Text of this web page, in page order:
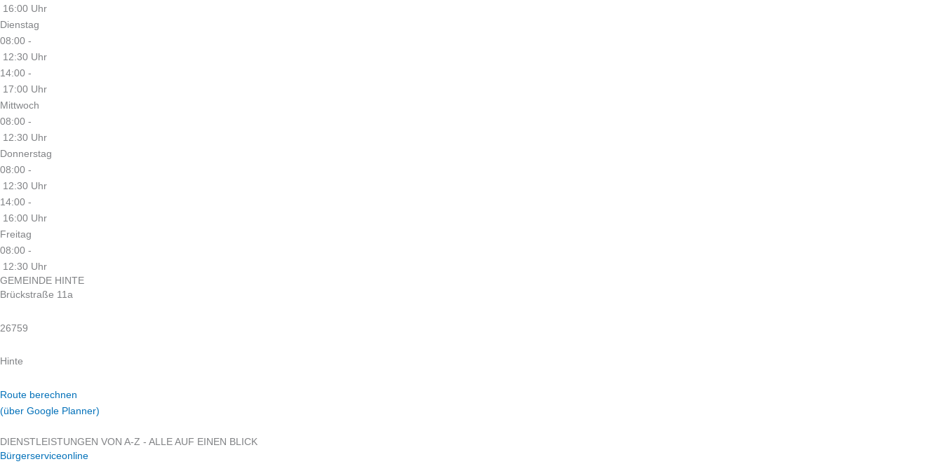
16:00 Uhr
Dienstag
08:00 -
12:30 Uhr
14:00 -
17:00 Uhr
Mittwoch
08:00 -
12:30 Uhr
Donnerstag
08:00 -
12:30 Uhr
14:00 -
16:00 Uhr
Freitag
08:00 -
12:30 Uhr
GEMEINDE HINTE
Brückstraße 11a
26759
Hinte
Route berechnen
(über Google Planner)
DIENSTLEISTUNGEN VON A-Z - ALLE AUF EINEN BLICK
Bürgerserviceonline